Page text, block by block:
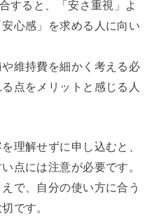
すると、「安さ重視」よ
心感」を求める人に向い
維持費を細かく考える必
点をメリットと感じる人
理解せずに申し込むと、
点には注意が必要です。
で、自分の使い方に合う
です。